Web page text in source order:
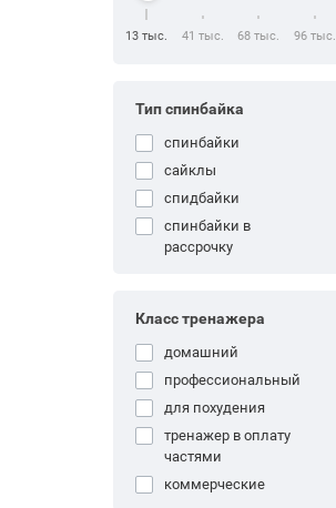
13 тыс. 41 тыс. 68 тыс. 96 тыс.
Тип спинбайка
спинбайки
сайклы
спидбайки
спинбайки в
рассрочку
Класс тренажера
домашний
профессиональный
для похудения
тренажер в оплату
частями
коммерческие